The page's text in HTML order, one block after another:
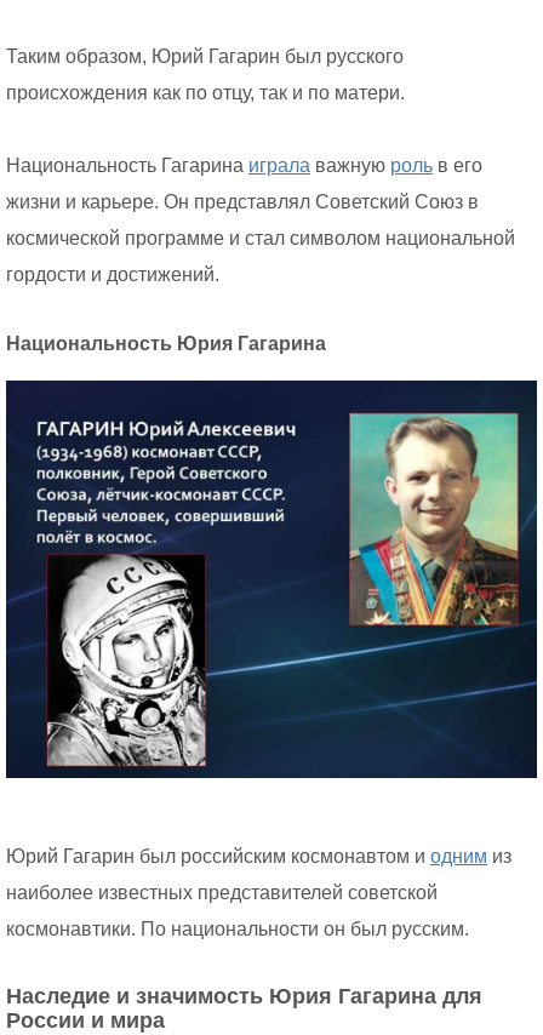
Таким образом, Юрий Гагарин был русского
происхождения как по отцу, так и по матери.
Национальность Гагарина играла важную роль в его
жизни и карьере. Он представлял Советский Союз в
космической программе и стал символом национальной
гордости и достижений.
Национальность Юрия Гагарина
Юрий Гагарин был российским космонавтом и одним из
наиболее известных представителей советской
космонавтики. По национальности он был русским.
Наследие и значимость Юрия Гагарина для
России и мира